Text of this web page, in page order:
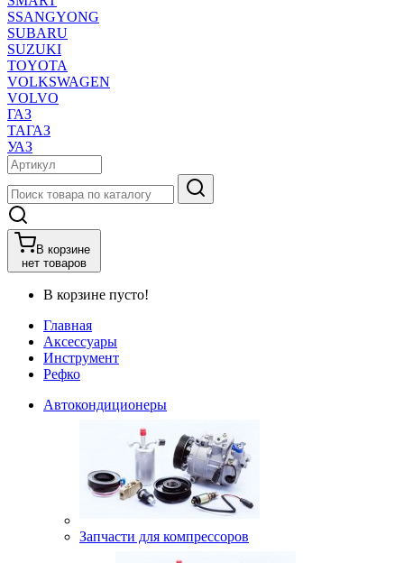
SSANGYONG
SUBARU
SUZUKI
TOYOTA
VOLKSWAGEN
VOLVO
ГАЗ
ТАГАЗ
УАЗ
В корзине
нет товаров
В корзине пусто!
Главная
Аксессуары
Инструмент
Рефко
Автокондиционеры
Запчасти для компрессоров